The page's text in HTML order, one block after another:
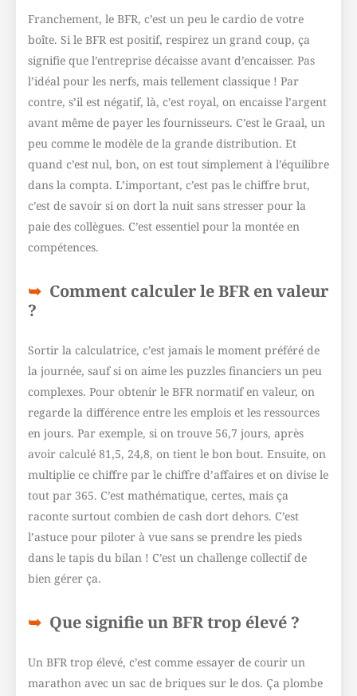
Franchement, le BFR, c’est un peu le cardio de votre
boîte. Si le BFR est positif, respirez un grand coup, ça
signifie que l’entreprise décaisse avant d’encaisser. Pas
l’idéal pour les nerfs, mais tellement classique ! Par
contre, s’il est négatif, là, c’est royal, on encaisse l’argent
avant même de payer les fournisseurs. C’est le Graal, un
peu comme le modèle de la grande distribution. Et
quand c’est nul, bon, on est tout simplement à l’équilibre
dans la compta. L’important, c’est pas le chiffre brut,
c’est de savoir si on dort la nuit sans stresser pour la
paie des collègues. C’est essentiel pour la montée en
compétences.
Comment calculer le BFR en valeur
?
Sortir la calculatrice, c’est jamais le moment préféré de
la journée, sauf si on aime les puzzles financiers un peu
complexes. Pour obtenir le BFR normatif en valeur, on
regarde la différence entre les emplois et les ressources
en jours. Par exemple, si on trouve 56,7 jours, après
avoir calculé 81,5, 24,8, on tient le bon bout. Ensuite, on
multiplie ce chiffre par le chiffre d’affaires et on divise le
tout par 365. C’est mathématique, certes, mais ça
raconte surtout combien de cash dort dehors. C’est
l’astuce pour piloter à vue sans se prendre les pieds
dans le tapis du bilan ! C’est un challenge collectif de
bien gérer ça.
Que signifie un BFR trop élevé ?
Un BFR trop élevé, c’est comme essayer de courir un
marathon avec un sac de briques sur le dos. Ça plombe